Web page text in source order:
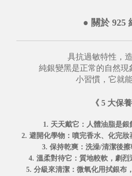
● 關於 925
具抗過敏特性，
純銀變黑是正常的自然
小習慣，它就
《 5 大保
1. 天天戴它 ：人體油脂是銀
2. 避開化學物：噴完香水、化完妝
3. 保持乾爽：洗澡/清潔後擦
4. 溫柔對待它 ：質地較軟，劇烈
5. 分級來清潔 ：微氧化用拭銀布